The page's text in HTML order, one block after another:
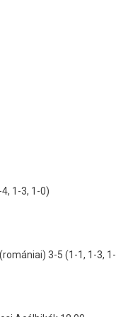
1-3, 1-0)
3-5 (1-1, 1-3,